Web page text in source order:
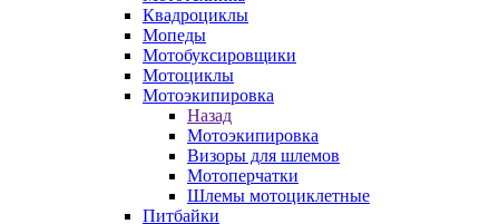
Квадроциклы
Мопеды
Мотобуксировщики
Мотоциклы
Мотоэкипировка
Назад
Мотоэкипировка
Визоры для шлемов
Мотоперчатки
Шлемы мотоциклетные
Питбайки